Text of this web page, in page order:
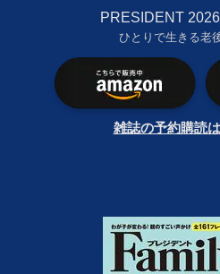
PRESIDENT
ひとりで生きる老
雑誌の予約購読